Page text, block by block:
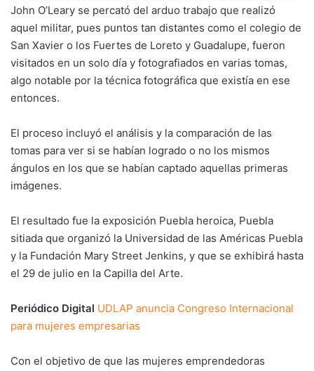
John O’Leary se percató del arduo trabajo que realizó
aquel militar, pues puntos tan distantes como el colegio de
San Xavier o los Fuertes de Loreto y Guadalupe, fueron
visitados en un solo día y fotografiados en varias tomas,
algo notable por la técnica fotográfica que existía en ese
entonces.
El proceso incluyó el análisis y la comparación de las
tomas para ver si se habían logrado o no los mismos
ángulos en los que se habían captado aquellas primeras
imágenes.
El resultado fue la exposición Puebla heroica, Puebla
sitiada que organizó la Universidad de las Américas Puebla
y la Fundación Mary Street Jenkins, y que se exhibirá hasta
el 29 de julio en la Capilla del Arte.
Periódico Digital UDLAP anuncia Congreso Internacional
para mujeres empresarias
Con el objetivo de que las mujeres emprendedoras